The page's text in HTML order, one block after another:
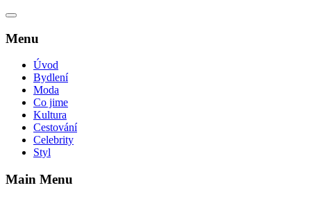
Menu
Úvod
Bydlení
Moda
Co jime
Kultura
Cestování
Celebrity
Styl
Main Menu